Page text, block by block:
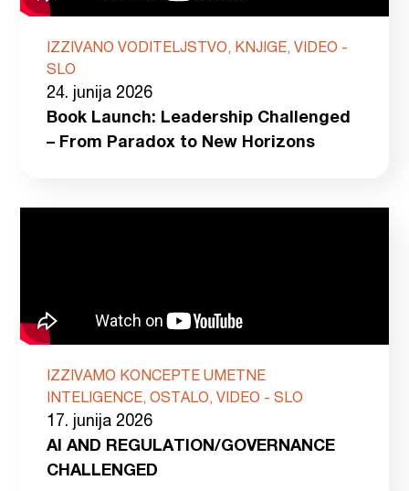
IZZIVANO VODITELJSTVO, KNJIGE, VIDEO -
SLO
24. junija 2026
Book Launch: Leadership Challenged
– From Paradox to New Horizons
IZZIVAMO KONCEPTE UMETNE
INTELIGENCE, OSTALO, VIDEO - SLO
17. junija 2026
AI AND REGULATION/GOVERNANCE
CHALLENGED